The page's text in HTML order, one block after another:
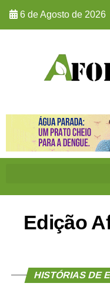
6 de Agosto de 2026
Edição
HISTÓRIAS DE